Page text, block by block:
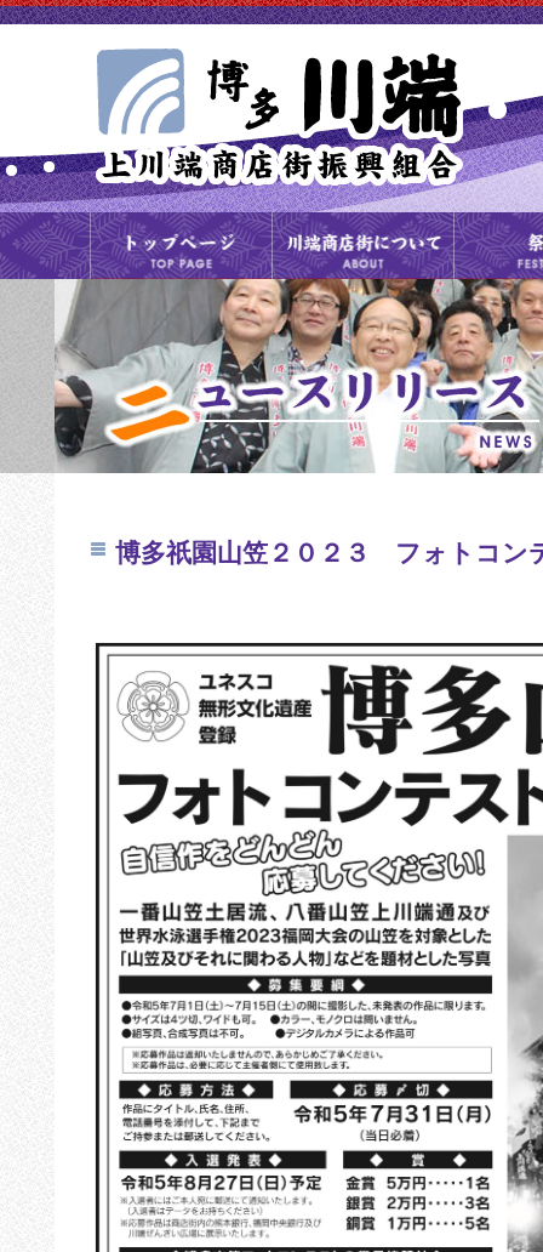
博多祇園山笠２０２３ フォトコン